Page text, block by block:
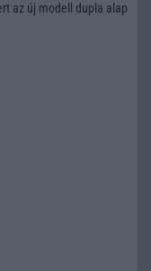
az új modell dupla alap